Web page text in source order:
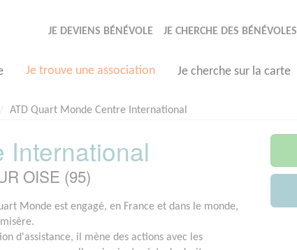
JE DEVIENS BÉNÉVOLE JE CHERCHE DES BÉNÉVOLES
Je trouve une association Je cherche sur la carte
ATD Quart Monde Centre International
International
OISE (95)
Monde est engagé, en France et dans le monde,
d'assistance, il mène des actions avec les